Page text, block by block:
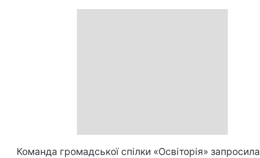
Команда громадської спілки «Освіторія» запроcила